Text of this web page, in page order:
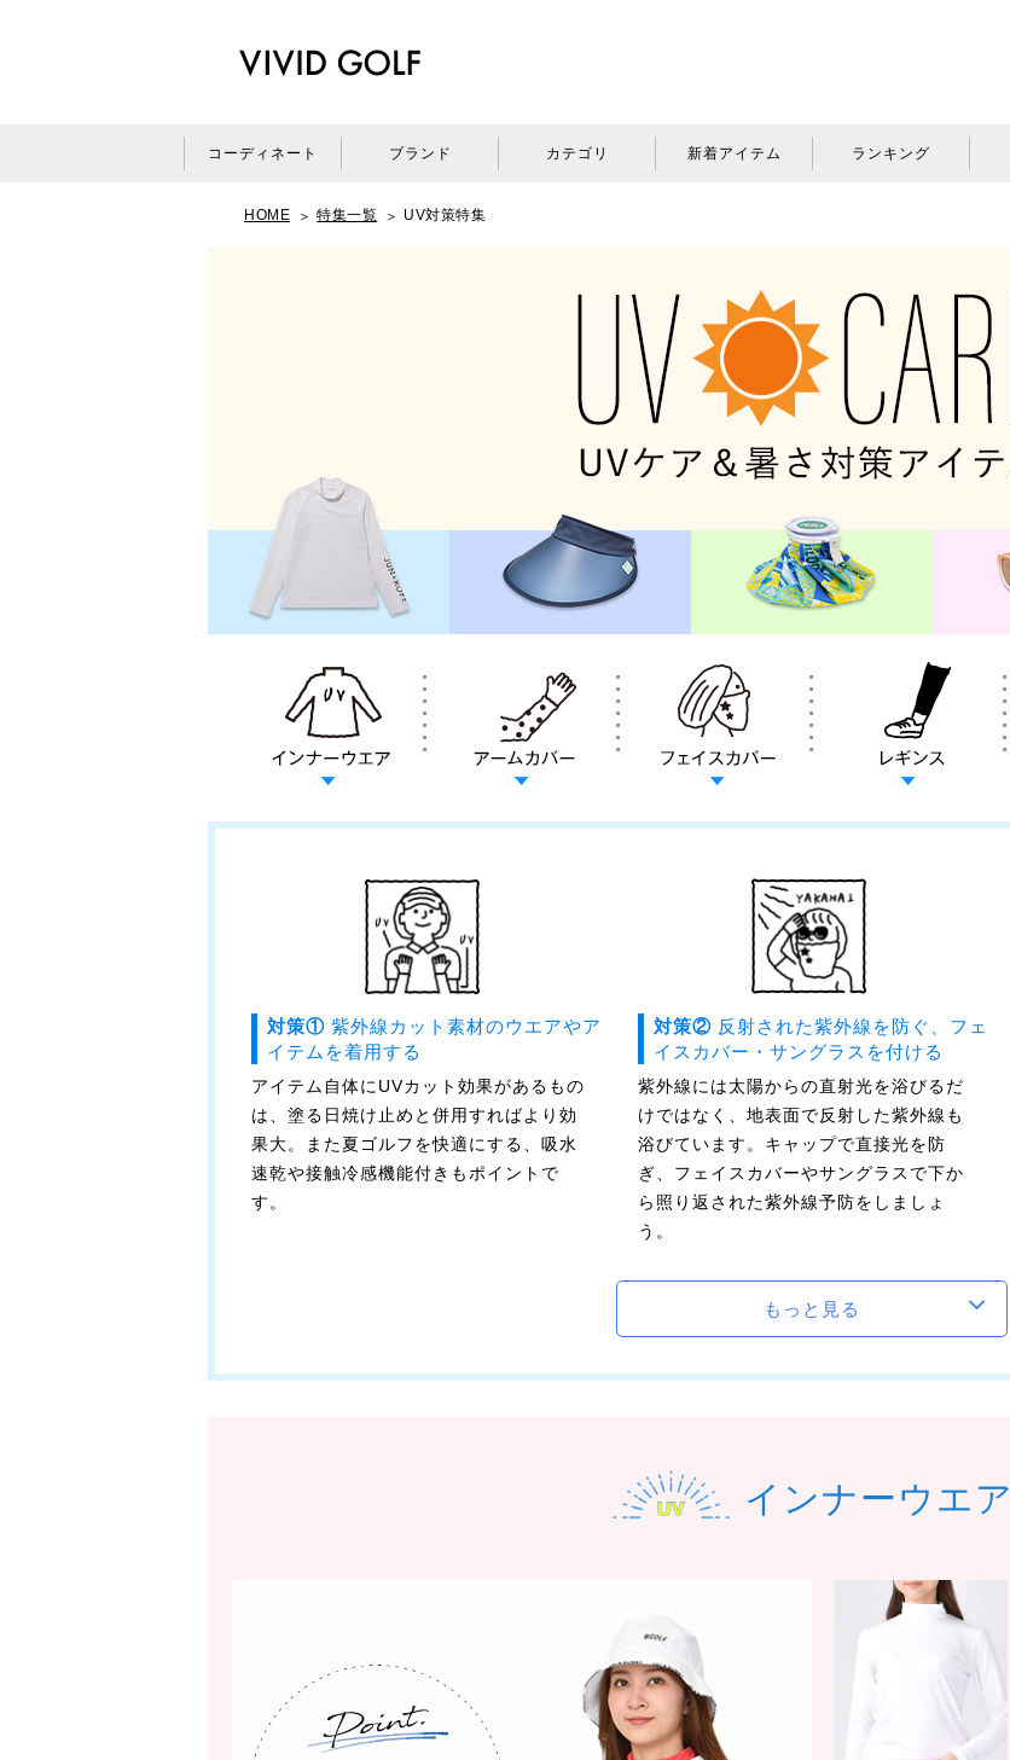
コーディネート ブランド カテゴリ 新着アイテム ランキング
HOME 特集一覧 UV対策特集
対策① 紫外線カット素材のウエアやア
イテムを着用する
アイテム自体にUVカット効果があるもの
は、塗る日焼け止めと併用すればより効
果大。また夏ゴルフを快適にする、吸水
速乾や接触冷感機能付きもポイントで
す。
対策② 反射された紫外線を防ぐ、フェ
イスカバー・サングラスを付ける
紫外線には太陽からの直射光を浴びるだ
けではなく、地表面で反射した紫外線も
浴びています。キャップで直接光を防
ぎ、フェイスカバーやサングラスで下か
ら照り返された紫外線予防をしましょ
う。
もっと見る
インナーウエア